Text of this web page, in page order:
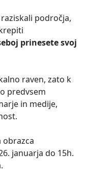
področja,
prinesete svoj
raven, zato k
predvsem
in medije,
obrazca
januarja do 15h.